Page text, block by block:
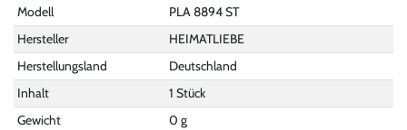
Modell
PLA 8894 ST
Hersteller
HEIMATLIEBE
Herstellungsland
Deutschland
Inhalt
1 Stück
Gewicht
0 g